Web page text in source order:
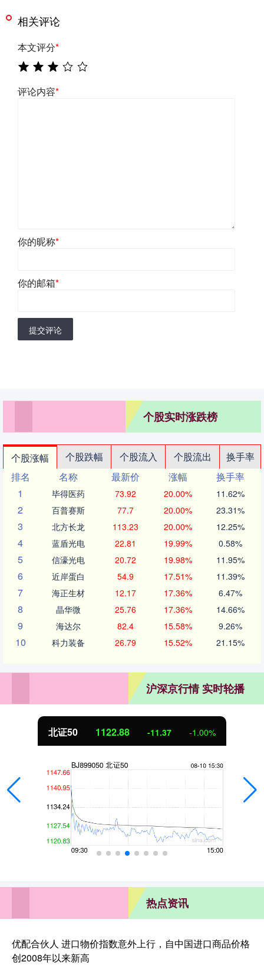
相关评论
本文评分*
评论内容*
你的昵称*
你的邮箱*
提交评论
个股实时涨跌榜
个股涨幅 个股跌幅 个股流入 个股流出
换手率
排名
名称 最新价 涨幅
换手率
1
毕得医药 73.92 20.00% 11.62%
2 百普赛斯 77.7 20.00% 23.31%
3 北方长龙 113.23 20.00% 12.25%
4 蓝盾光电 22.81 19.99% 0.58%
5 信濠光电 20.72 19.98% 11.95%
6 近岸蛋白 54.9 17.51% 11.39%
7 海正生材 12.17 17.36% 6.47%
8 晶华微 25.76 17.36% 14.66%
9 海达尔 82.4 15.58% 9.26%
10 科力装备 26.79 15.52% 21.15%
沪深京行情 实时轮播
北证50 1122.88 -11.37 -1.00%
热点资讯
优配合伙人 进口物价指数意外上行，自中国进口商品价格
创2008年以来新高